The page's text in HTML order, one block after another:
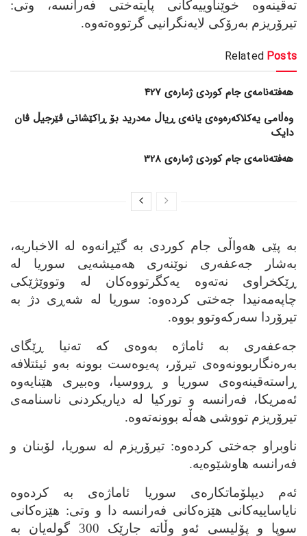
ته‌قینه‌وه‌ خوێناوییه‌کانی پایته‌ختی فه‌رانسه‌، وتی:
تیرۆریزم به‌رۆکی لایه‌نگرانیی گرتووه‌ته‌وه‌‌.
Related Posts
هەفتەنامەی جام کوردی ژمارەی 427
وەڵامی یەکلاکەرەوەی یانەی ڕیاڵ مەدرید بۆ ڕاکێشانی ڤێرجیڵ ڤان
دایک
هەفتەنامەی جام کوردی ژمارەی 328
به‌ پێی هه‌واڵی جام کوردی به‌ گێڕانه‌وه‌ له‌ الاخباریه‌،
به‌شار جه‌عفه‌ری نوێنه‌ری هه‌میشه‌یی سوریا له‌
ڕێکخراوی نه‌ته‌وه‌ یه‌کگرتووه‌کان له‌ وتووێژێکی
چاپه‌مه‌نیدا جه‌ختی کرده‌وه‌: سوریا له‌ شه‌ڕی دژ به‌
تیرۆردا سه‌رکه‌وتوو بووه‌.
جه‌عفه‌ری به‌ ئاماژه‌ به‌وه‌ی که‌ ته‌نیا ڕێگای
به‌ره‌نگاربوونه‌وه‌ی تیرۆر، په‌یوه‌ست بوونه‌ به‌و ئیئتلافه‌
ڕاسته‌قینه‌وه‌ی سوریا و ڕووسیا، وه‌بیری هێنایه‌وه‌
ئه‌مریکا، فه‌رانسه‌ و تورکیا له‌ دیاریکردنی ناسنامه‌ی
تیرۆریزم تووشی هه‌ڵه‌ بوونه‌ته‌وه‌.
ناوبراو جه‌ختی کرده‌وه‌: تیرۆریزم له‌ سوریا، لۆبنان و
فه‌رانسه‌ هاوشێوه‌یه‌.
ئه‌م دیپلۆماتکاره‌ی سوریا ئاماژه‌ی به‌ کرده‌وه‌
نایاساییه‌کانی هێزه‌کانی فه‌رانسه‌ دا و وتی: هێزه‌کانی
سوپا و پۆلیسی ئه‌و وڵاته‌ جارێک 300 گوله‌یان به‌